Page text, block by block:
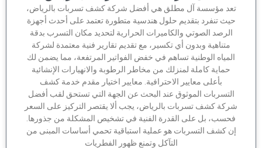
مؤسسة آل مطلق هي أفضل شركة كشف تسربات بالرياض،
تنفرد بتقديم حلول هندسية متطورة تعتمد على أحدث أجهزة
الرصد الصوتي والكاميرات الحرارية لتحديد مكان التسرب بدقة
متناهية وبدون أي تكسير، مع تقديم تقارير فنية معتمدة لشركة
الوطنية تساهم في خفض الفواتير المرتفعة، مما يضمن لك
حماية كاملة لمنزلك من مخاطر الرطوبة والانهيارات الإنشائية
بأعلى معايير الاحترافية. معايير اختيار مقدم خدمة كشف
الموثوق عند البحث عن الجهة التي تستحق لقب أفضل
كشف تسربات بالرياض، يجب ألا يقتصر التركيز على السعر
بل على القدرة الفنية في تشخيص المشكلة من جذورها.
كشف التسربات هو عملية استباقية تحمي أساسات المبنى من
التآكل وتمنع ظهور الفطريات